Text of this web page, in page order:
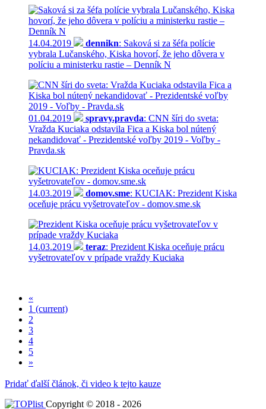
14.04.2019 dennikn: Saková si za šéfa polície
vybrala Lučanského, Kiska hovorí, že jeho dôvera v
políciu a ministerku rastie – Denník N
01.04.2019 spravy.pravda: CNN šíri do sveta:
Vražda Kuciaka odstavila Fica a Kiska bol nútený
nekandidovať - Prezidentské voľby 2019 - Voľby -
Pravda.sk
14.03.2019 domov.sme: KUCIAK: Prezident Kiska
oceňuje prácu vyšetrovateľov - domov.sme.sk
14.03.2019 teraz: Prezident Kiska oceňuje prácu
vyšetrovateľov v prípade vraždy Kuciaka
«
1 (current)
2
3
4
5
»
Pridať ďalší článok, či video k tejto kauze
Copyright © 2018 - 2026